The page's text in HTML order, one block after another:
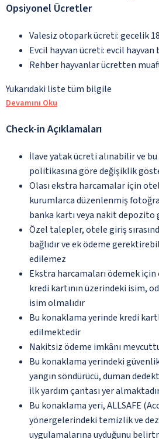
Opsiyonel Ücretler
Valesiz otopark ücreti: gecelik
Evcil hayvan ücreti: evcil hayvan
Rehber hayvanlar ücretten
Yukarıdaki liste tüm bilgile
Devamını Oku
Check-in Açıklamaları
İlave yatak ücreti alınabilir ve
politikasına göre değişiklik
Olası ekstra harcamalar için
kurumlarca düzenlenmiş
banka kartı veya nakit
Özel talepler, otele giriş
bağlıdır ve ek ödeme
edilemez
Ekstra harcamaları ödemek
kredi kartının üzerindeki isim,
isim olmalıdır
Bu konaklama yerinde kredi
edilmektedir
Nakitsiz ödeme imkânı
Bu konaklama yerindeki
yangın söndürücü, duman
ilk yardım çantası yer
Bu konaklama yeri, ALLSAFE
yönergelerindeki temizlik ve
uygulamalarına uyduğunu